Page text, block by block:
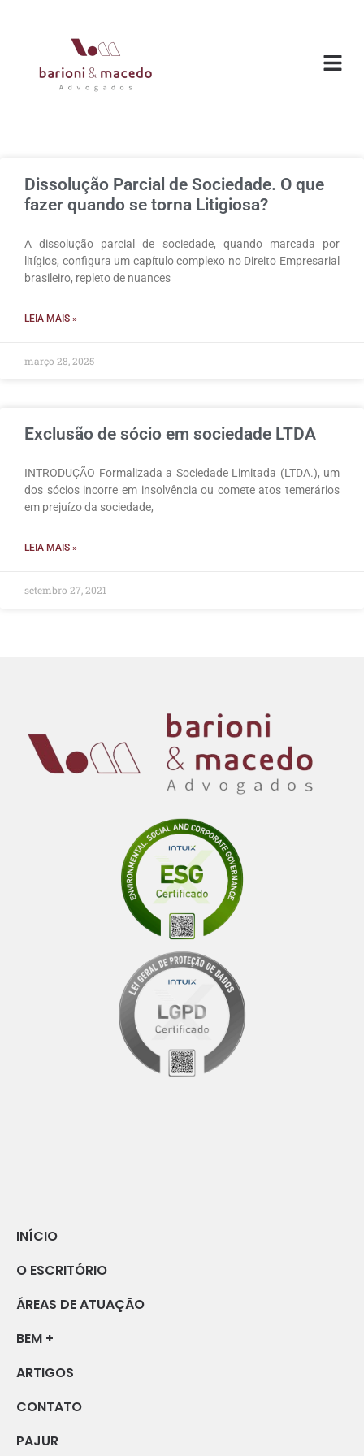
Dissolução Parcial de Sociedade. O que
fazer quando se torna Litigiosa?
A dissolução parcial de sociedade, quando marcada por
litígios, configura um capítulo complexo no Direito Empresarial
brasileiro, repleto de nuances
LEIA MAIS »
março 28, 2025
Exclusão de sócio em sociedade LTDA
INTRODUÇÃO Formalizada a Sociedade Limitada (LTDA.), um
dos sócios incorre em insolvência ou comete atos temerários
em prejuízo da sociedade,
LEIA MAIS »
setembro 27, 2021
INÍCIO
O ESCRITÓRIO
ÁREAS DE ATUAÇÃO
BEM +
ARTIGOS
CONTATO
PAJUR